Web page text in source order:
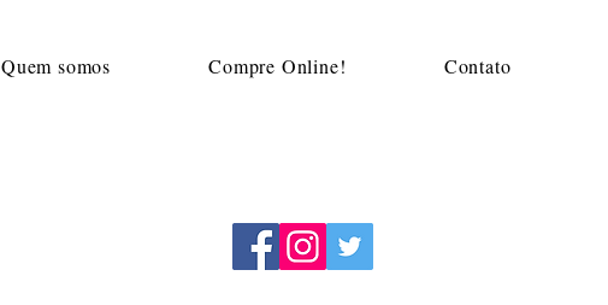
Quem somos Compre Online! Contato